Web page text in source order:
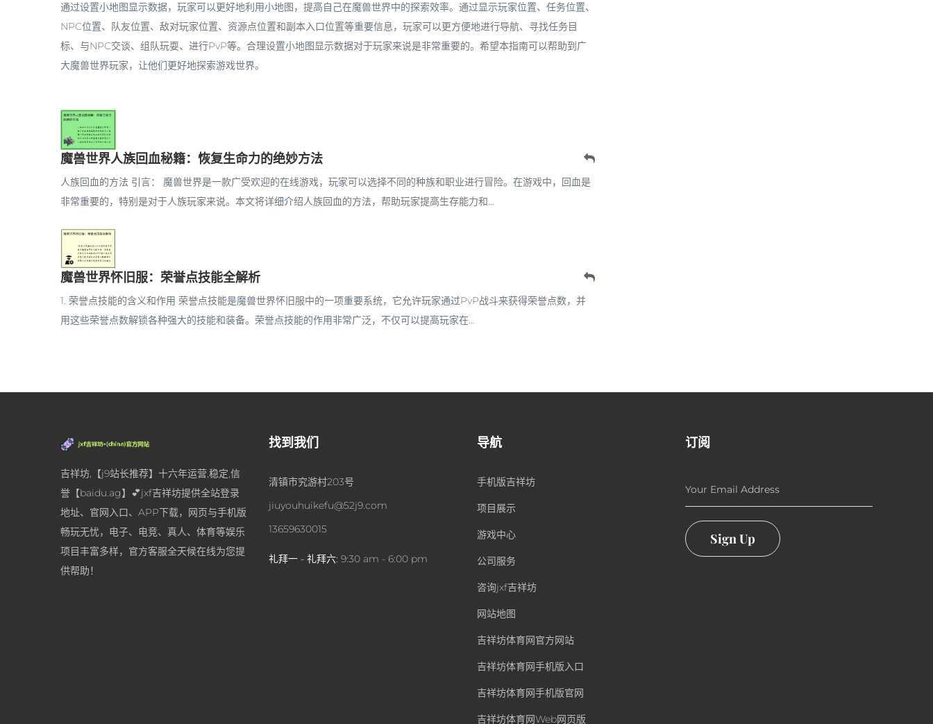
通过设置小地图显示数据，玩家可以更好地利用小地图，提高自己在魔兽世界中的探索效率。通过显示玩家位置、任务位置、
NPC位置、队友位置、敌对玩家位置、资源点位置和副本入口位置等重要信息，玩家可以更方便地进行导航、寻找任务目
标、与NPC交谈、组队玩耍、进行PvP等。合理设置小地图显示数据对于玩家来说是非常重要的。希望本指南可以帮助到广
大魔兽世界玩家，让他们更好地探索游戏世界。
魔兽世界人族回血秘籍：恢复生命力的绝妙方法
人族回血的方法 引言： 魔兽世界是一款广受欢迎的在线游戏，玩家可以选择不同的种族和职业进行冒险。在游戏中，回血是
非常重要的，特别是对于人族玩家来说。本文将详细介绍人族回血的方法，帮助玩家提高生存能力和...
魔兽世界怀旧服：荣誉点技能全解析
1. 荣誉点技能的含义和作用 荣誉点技能是魔兽世界怀旧服中的一项重要系统，它允许玩家通过PvP战斗来获得荣誉点数，并
用这些荣誉点数解锁各种强大的技能和装备。荣誉点技能的作用非常广泛，不仅可以提高玩家在...
吉祥坊,【j9站长推荐】十六年运营,稳定,信
誉【baidu.ag】💕jxf吉祥坊提供全站登录
地址、官网入口、APP下载，网页与手机版
畅玩无忧，电子、电竞、真人、体育等娱乐
项目丰富多样，官方客服全天候在线为您提
供帮助！
找到我们
清镇市究游村203号
jiuyouhuikefu@52j9.com
13659630015
礼拜一 - 礼拜六: 9:30 am - 6:00 pm
导航
手机版吉祥坊
项目展示
游戏中心
公司服务
咨询jxf吉祥坊
网站地图
吉祥坊体育网官方网站
吉祥坊体育网手机版入口
吉祥坊体育网手机版官网
吉祥坊体育网Web网页版
订阅
Your Email Address
Sign Up